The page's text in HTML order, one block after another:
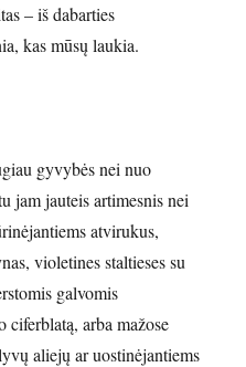
– iš dabarties
kas mūsų laukia.
gyvybės nei nuo
jam jauteis artimesnis nei
atvirukus,
violetines staltieses su
galvomis
ciferblatą, arba mažose
aliejų ar uostinėjantiems